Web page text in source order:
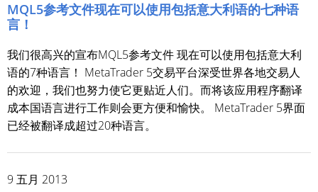
MQL5参考文件现在可以使用包括意大利语的七种语
言！
我们很高兴的宣布MQL5参考文件 现在可以使用包括意大利
语的7种语言！ MetaTrader 5交易平台深受世界各地交易人
的欢迎，我们也努力使它更贴近人们。而将该应用程序翻译
成本国语言进行工作则会更方便和愉快。 MetaTrader 5界面
已经被翻译成超过20种语言。
9 五月 2013